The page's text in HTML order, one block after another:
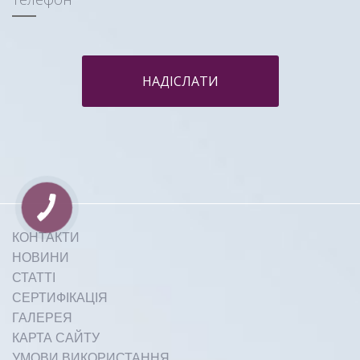
НАДІСЛАТИ
КОНТАКТИ
НОВИНИ
СТАТТІ
СЕРТИФІКАЦІЯ
ГАЛЕРЕЯ
КАРТА САЙТУ